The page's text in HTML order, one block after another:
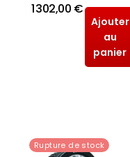
1 302,00 €
Ajouter
au
panier
Rupture de stock